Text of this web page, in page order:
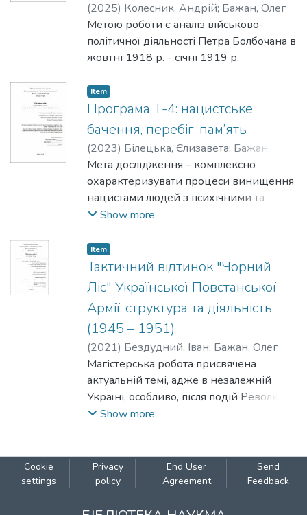
(2025) Колесник, Андрій; Бажан, Олег
Метою роботи є аналіз військово-
політичної діяльності Петра Болбочана в
жовтні 1918 р. - січні 1919 р.
Item
Програма Т-4: нацистське
бачення, перебіг, пам’ять
(2023) Білецька, Єлизавета; Бажан,
Олег
Мета дослідження – комплексно
охарактеризувати процеси винищення
нацистами людей з психічними та
неврологічними відмінностями,
питання.
Show more
Item
Тактичний відтинок "Чорний
Ліс" Української Повстанської
Армії: структура та діяльність
(1945 – 1951)
(2021) Бездудний, Іван; Бажан, Олег
Магістерська робота присвячена
актуальній темі, адже в незалежній
Україні, особливо, після подій Революції
Гідності, існує суспільний запит на
щодо протистояння радянської
репресивно-каральної системи та
Show more
Cookie
settings
Privacy
policy
End User
Agreement
Send
Feedback